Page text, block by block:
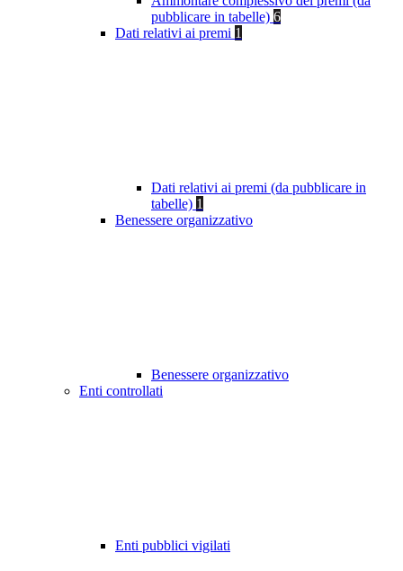
pubblicare in tabelle) 6
Dati relativi ai premi 1
Dati relativi ai premi (da pubblicare in
tabelle) 1
Benessere organizzativo
Benessere organizzativo
Enti controllati
Enti pubblici vigilati